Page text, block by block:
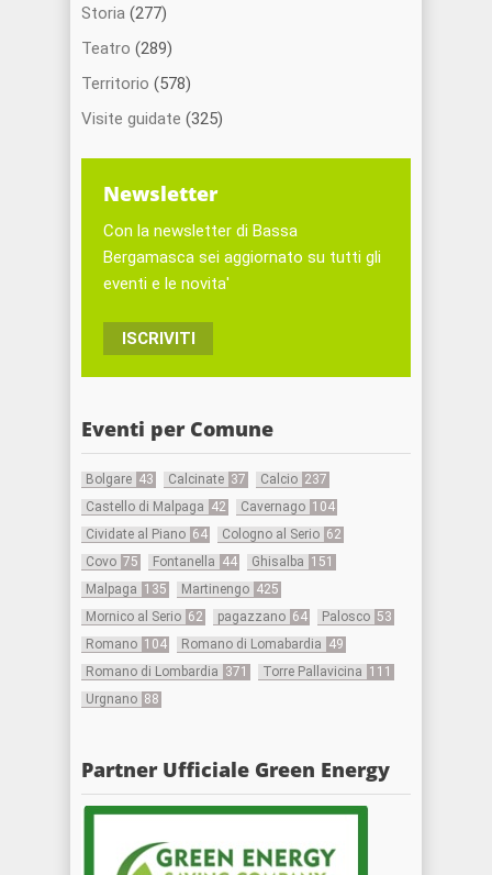
Storia (277)
Teatro (289)
Territorio (578)
Visite guidate (325)
Newsletter
Con la newsletter di Bassa
Bergamasca sei aggiornato su tutti gli
eventi e le novita'
ISCRIVITI
Eventi per Comune
Bolgare 43 Calcinate 37 Calcio 237
Castello di Malpaga 42 Cavernago 104
Cividate al Piano 64 Cologno al Serio 62
Covo 75 Fontanella 44 Ghisalba 151
Malpaga 135 Martinengo 425
Mornico al Serio 62 pagazzano 64 Palosco 53
Romano 104 Romano di Lomabardia 49
Romano di Lombardia 371 Torre Pallavicina 111
Urgnano 88
Partner Ufficiale Green Energy